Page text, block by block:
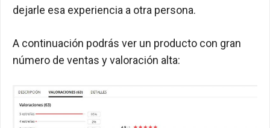
dejarle esa experiencia a otra persona.
A continuación podrás ver un producto con gran
número de ventas y valoración alta: